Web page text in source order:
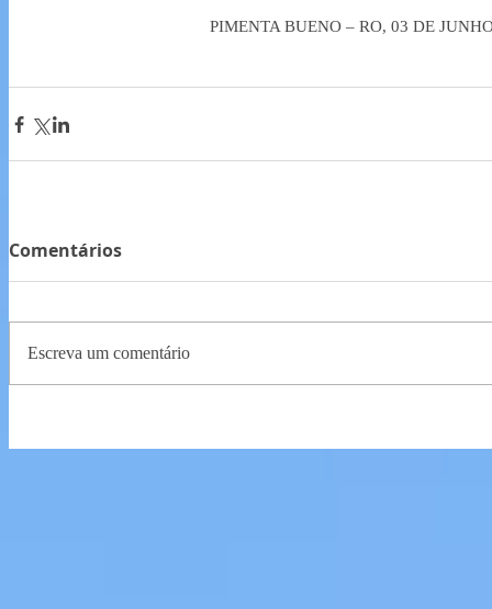
PIMENTA BUENO – RO, 03 DE
Comentários
Escreva um comentário